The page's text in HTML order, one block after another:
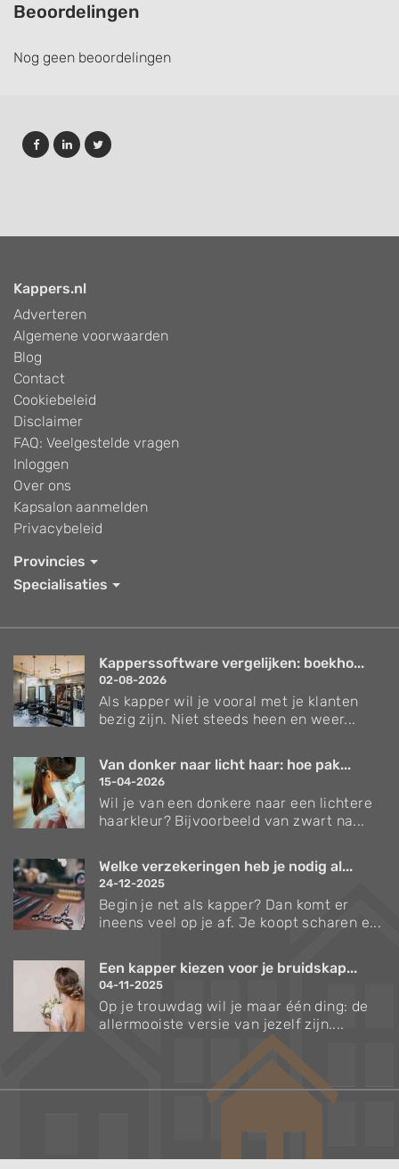
Beoordelingen
Nog geen beoordelingen
Kappers.nl
Adverteren
Algemene voorwaarden
Blog
Contact
Cookiebeleid
Disclaimer
FAQ: Veelgestelde vragen
Inloggen
Over ons
Kapsalon aanmelden
Privacybeleid
Provincies
Specialisaties
Kapperssoftware vergelijken: boekho...
02-08-2026
Als kapper wil je vooral met je klanten
bezig zijn. Niet steeds heen en weer...
Van donker naar licht haar: hoe pak...
15-04-2026
Wil je van een donkere naar een lichtere
haarkleur? Bijvoorbeeld van zwart na...
Welke verzekeringen heb je nodig al...
24-12-2025
Begin je net als kapper? Dan komt er
ineens veel op je af. Je koopt scharen e...
Een kapper kiezen voor je bruidskap...
04-11-2025
Op je trouwdag wil je maar één ding: de
allermooiste versie van jezelf zijn....